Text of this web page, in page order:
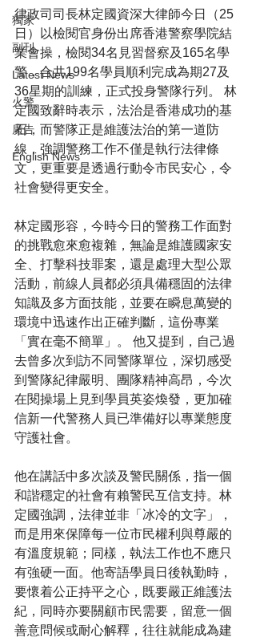
獨家
副刊
Latest News
火警
廣告
English News
律政司司長林定國資深大律師今日（25
日）以檢閱官身份出席香港警察學院結
業會操，檢閱34名見習督察及165名學
警，合共199名學員順利完成為期27及
36星期的訓練，正式投身警隊行列。 林
定國致辭時表示，法治是香港成功的基
石，而警隊正是維護法治的第一道防
線，強調警務工作不僅是執行法律條
文，更重要是透過行動令市民安心，令
社會變得更安全。
林定國形容，今時今日的警務工作面對
的挑戰愈來愈複雜，無論是維護國家安
全、打擊科技罪案，還是處理大型公眾
活動，前線人員都必須具備穩固的法律
知識及多方面技能，並要在瞬息萬變的
環境中迅速作出正確判斷，這份專業
「實在毫不簡單」。 他又提到，自己過
去曾多次到訪不同警隊單位，深切感受
到警隊紀律嚴明、團隊精神高昂，今次
在閱操場上見到學員英姿煥發，更加確
信新一代警務人員已準備好以專業態度
守護社會。
他在講話中多次談及警民關係，指一個
和諧穩定的社會有賴警民互信支持。林
定國強調，法律並非「冰冷的文字」，
而是用來保障每一位市民權利與尊嚴的
有溫度規範；同樣，執法工作也不應只
有強硬一面。他寄語學員日後執勤時，
要懷着公正持平之心，既要嚴正維護法
紀，同時亦要關顧市民需要，留意一個
善意問候或耐心解釋，往往就能成為建